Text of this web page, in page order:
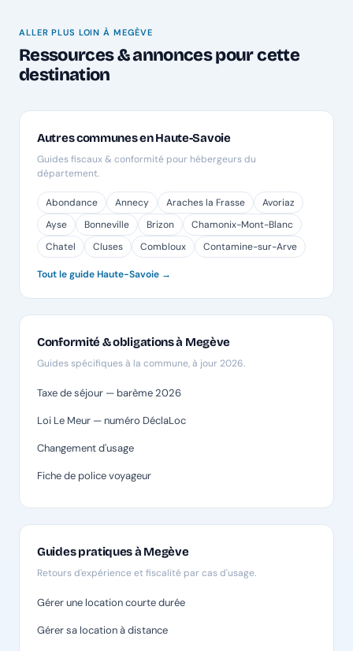
ALLER PLUS LOIN À MEGÈVE
Ressources & annonces pour cette
destination
Autres communes en Haute-Savoie
Guides fiscaux & conformité pour hébergeurs du
département.
Abondance Annecy Araches la Frasse
Avoriaz
Ayse
Bonneville Brizon
Chamonix-Mont-Blanc
Chatel
Cluses Combloux Contamine-sur-Arve
Tout le guide Haute-Savoie →
Conformité & obligations à Megève
Guides spécifiques à la commune, à jour 2026.
Taxe de séjour — barème 2026
Loi Le Meur — numéro DéclaLoc
Changement d'usage
Fiche de police voyageur
Guides pratiques à Megève
Retours d'expérience et fiscalité par cas d'usage.
Gérer une location courte durée
Gérer sa location à distance